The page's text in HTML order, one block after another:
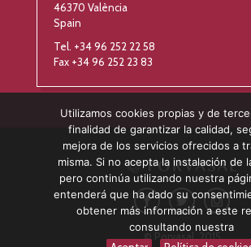
46370 València
Spain
Tel. +34 96 252 22 58
Fax +34 96 252 23 83
© Porvasal, 2015
Utilizamos cookies propias y de
finalidad de garantizar la calidad,
mejora de los servicios ofrecidos a
misma. Si no acepta la instalación de
pero continúa utilizando nuestra
entenderá que ha dado su
obtener más información a este
consultando nuestra